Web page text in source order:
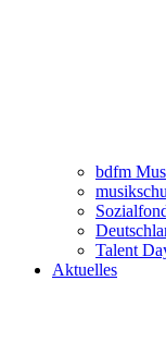
bdfm
Talent
Aktuelles